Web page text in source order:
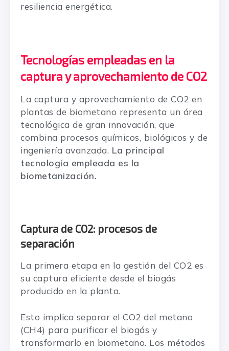
resiliencia energética.
Tecnologías empleadas en la
captura y aprovechamiento de CO2
La captura y aprovechamiento de CO2 en
plantas de biometano representa un área
tecnológica de gran innovación, que
combina procesos químicos, biológicos y de
ingeniería avanzada. La principal
tecnología empleada es la
biometanización.
Captura de CO2: procesos de
separación
La primera etapa en la gestión del CO2 es
su captura eficiente desde el biogás
producido en la planta.
Esto implica separar el CO2 del metano
(CH4) para purificar el biogás y
transformarlo en biometano. Los métodos